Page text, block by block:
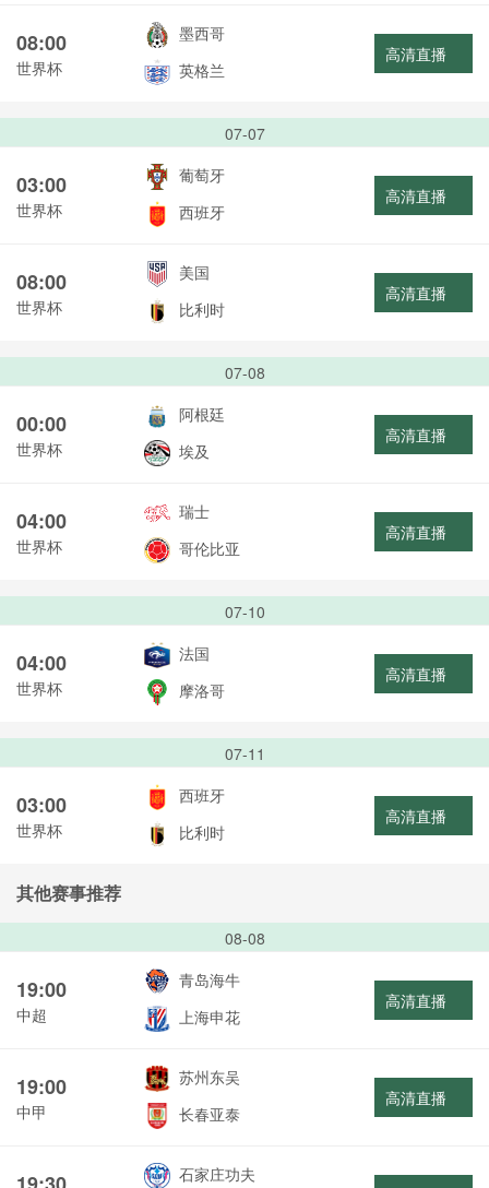
08:00
世界杯
墨西哥
英格兰
高清直播
07-07
03:00
世界杯
葡萄牙
西班牙
高清直播
08:00
世界杯
美国
比利时
高清直播
07-08
00:00
世界杯
阿根廷
埃及
高清直播
04:00
世界杯
瑞士
哥伦比亚
高清直播
07-10
04:00
世界杯
法国
摩洛哥
高清直播
07-11
03:00
世界杯
西班牙
比利时
高清直播
其他赛事推荐
08-08
19:00
中超
青岛海牛
上海申花
高清直播
19:00
中甲
苏州东吴
长春亚泰
高清直播
石家庄功夫